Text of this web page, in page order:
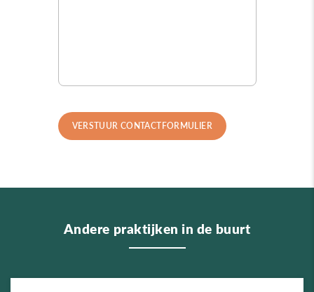
Andere praktijken in de buurt